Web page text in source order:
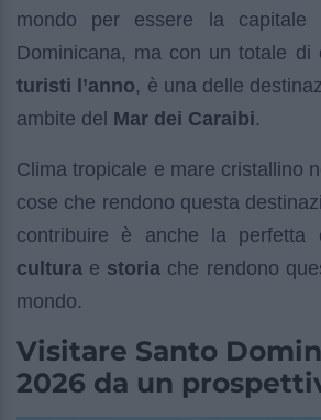
mondo per essere la capitale
Dominicana, ma con un totale di
turisti l’anno, è una delle
ambite del Mar dei Caraibi.
Clima tropicale e mare cristallino
cose che rendono questa
contribuire è anche la perfetta
cultura e storia che rendono
mondo.
Visitare Santo
2026 da un